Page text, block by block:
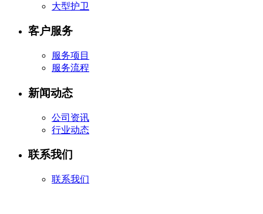
大型护卫
客户服务
服务项目
服务流程
新闻动态
公司资讯
行业动态
联系我们
联系我们